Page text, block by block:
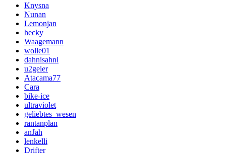
Knysna
Nunan
Lemonjan
hecky
Waagemann
wolle01
dahnisahni
u2geier
Atacama77
Cara
bike-ice
ultraviolet
geliebtes_wesen
rantanplan
anJah
lenkelli
Drifter